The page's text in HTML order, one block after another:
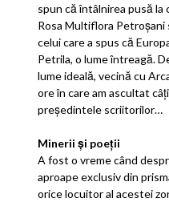
spun că întâlnirea pusă la
Rosa Multiflora Petroşani
celui care a spus că
Petrila, o lume întreagă.
lume ideală, vecină cu
ore în care am ascultat
preşedintele scriitorilor…
Minerii şi poeţii
A fost o vreme când
aproape exclusiv din
orice locuitor al acestei